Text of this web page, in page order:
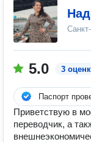
5.0 3
Паспорт
Приветствую в
переводчик, а